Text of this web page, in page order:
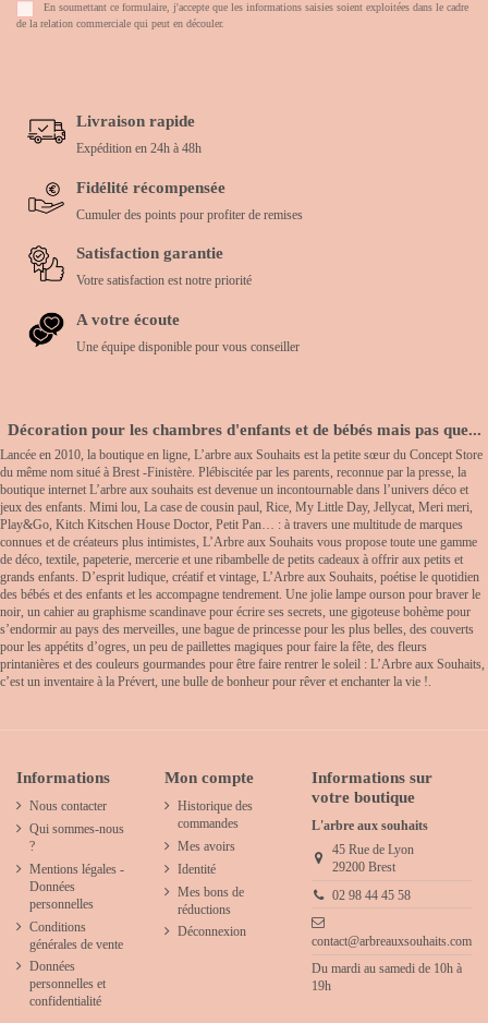
En soumettant ce formulaire, j'accepte que les informations saisies soient exploitées dans le cadre
de la relation commerciale qui peut en découler.
Livraison rapide
Expédition en 24h à 48h
Fidélité récompensée
Cumuler des points pour profiter de remises
Satisfaction garantie
Votre satisfaction est notre priorité
A votre écoute
Une équipe disponible pour vous conseiller
Décoration pour les chambres d'enfants et de bébés mais pas que...
Lancée en 2010, la boutique en ligne, L’arbre aux Souhaits est la petite sœur du Concept Store
du même nom situé à Brest -Finistère. Plébiscitée par les parents, reconnue par la presse, la
boutique internet L’arbre aux souhaits est devenue un incontournable dans l’univers déco et
jeux des enfants. Mimi lou, La case de cousin paul, Rice, My Little Day, Jellycat, Meri meri,
Play&Go, Kitch Kitschen House Doctor, Petit Pan… : à travers une multitude de marques
connues et de créateurs plus intimistes, L’Arbre aux Souhaits vous propose toute une gamme
de déco, textile, papeterie, mercerie et une ribambelle de petits cadeaux à offrir aux petits et
grands enfants. D’esprit ludique, créatif et vintage, L’Arbre aux Souhaits, poétise le quotidien
des bébés et des enfants et les accompagne tendrement. Une jolie lampe ourson pour braver le
noir, un cahier au graphisme scandinave pour écrire ses secrets, une gigoteuse bohème pour
s’endormir au pays des merveilles, une bague de princesse pour les plus belles, des couverts
pour les appétits d’ogres, un peu de paillettes magiques pour faire la fête, des fleurs
printanières et des couleurs gourmandes pour être faire rentrer le soleil : L’Arbre aux Souhaits,
c’est un inventaire à la Prévert, une bulle de bonheur pour rêver et enchanter la vie !.
Informations
Nous contacter
Qui sommes-nous
?
Mentions légales -
Données
personnelles
Conditions
générales de vente
Données
personnelles et
confidentialité
Mon compte
Historique des
commandes
Mes avoirs
Identité
Mes bons de
réductions
Déconnexion
Informations sur
votre boutique
L'arbre aux souhaits
45 Rue de Lyon
29200 Brest
02 98 44 45 58
contact@arbreauxsouhaits.com
Du mardi au samedi de 10h à
19h